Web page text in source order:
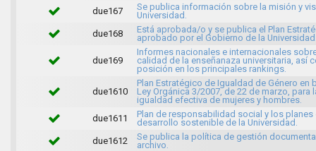
due167
Se publica información sobre la misión y
Universidad.
due168
Está aprobada/o y se publica el Plan
aprobado por el Gobierno de la
due169
Informes nacionales e internacionales
calidad de la enseñanaza universitaria, así
posición en los principales rankings.
due1610
Plan Estratégico de Igualdad de Género en
Ley Orgánica 3/2007, de 22 de marzo, para
igualdad efectiva de mujeres y hombres.
due1611
Plan de responsabilidad social y los planes
desarrollo sostenible de la Universidad.
due1612
Se publica la política de gestión
archivo.